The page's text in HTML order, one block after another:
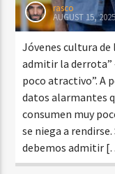
rasco
AUGUST 15,
Jóvenes cultura de
admitir la derrota”
poco atractivo”. A
datos alarmantes
consumen muy
se niega a
debemos admitir